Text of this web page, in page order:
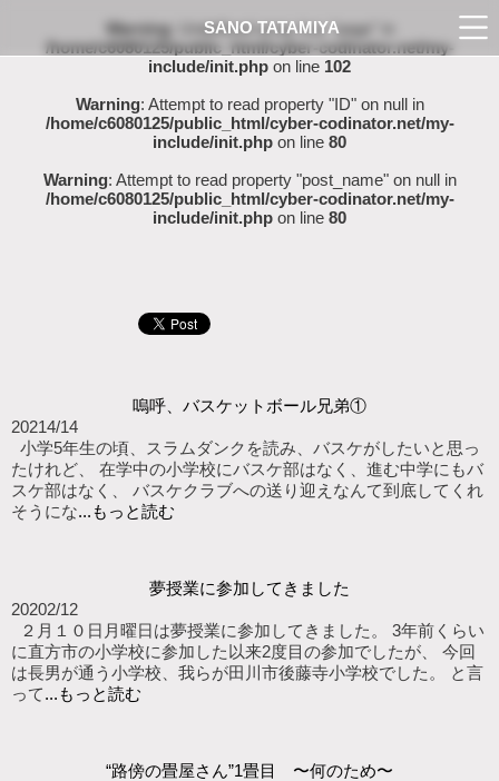
Warning: Undefined array key "page" in
/home/c6080125/public_html/cyber-codinator.net/my-
include/init.php on line 102
Warning: Attempt to read property "ID" on null in
/home/c6080125/public_html/cyber-codinator.net/my-
include/init.php on line 80
Warning: Attempt to read property "post_name" on null in
/home/c6080125/public_html/cyber-codinator.net/my-
include/init.php on line 80
嗚呼、バスケットボール兄弟①
20214/14
小学5年生の頃、スラムダンクを読み、バスケがしたいと思っ
たけれど、 在学中の小学校にバスケ部はなく、進む中学にもバ
スケ部はなく、 バスケクラブへの送り迎えなんて到底してくれ
そうにな...もっと読む
夢授業に参加してきました
20202/12
２月１０日月曜日は夢授業に参加してきました。 3年前くらい
に直方市の小学校に参加した以来2度目の参加でしたが、 今回
は長男が通う小学校、我らが田川市後藤寺小学校でした。 と言
って...もっと読む
“路傍の畳屋さん”1畳目 〜何のため〜
SANO TATAMIYA